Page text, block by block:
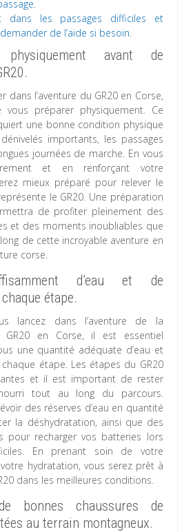
dans les passages difficiles et
de l’aide si besoin.
physiquement avant de
dans l’aventure du GR20 en Corse,
préparer physiquement. Ce
une bonne condition physique
importants, les passages
journées de marche. En vous
et en renforçant votre
mieux préparé pour relever le
le GR20. Une préparation
de profiter pleinement des
et des moments inoubliables que
de cette incroyable aventure en
corse.
d’eau et de
étape.
lancez dans l’aventure de la
en Corse, il est essentiel
une quantité adéquate d’eau et
étape. Les étapes du GR20
et il est important de rester
tout au long du parcours.
des réserves d’eau en quantité
la déshydratation, ainsi que des
pour recharger vos batteries lors
En prenant soin de votre
hydratation, vous serez prêt à
dans les meilleures conditions.
bonnes chaussures de
au terrain montagneux.